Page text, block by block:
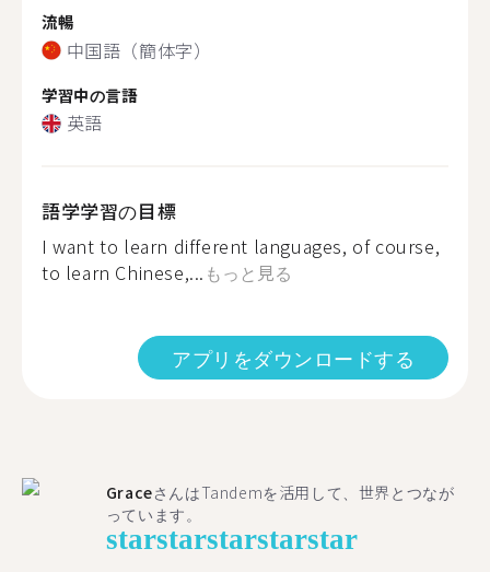
流暢
中国語（簡体字）
学習中の言語
英語
語学学習の目標
I want to learn different languages, of course,
to learn Chinese,... もっと見る
アプリをダウンロードする
GraceさんはTandemを活用して、世界とつなが
っています。
starstarstarstarstar